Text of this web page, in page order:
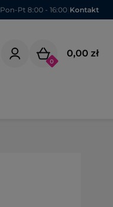
Pon-Pt 8:00 - 16:00 Kontakt
0
0,00 zł